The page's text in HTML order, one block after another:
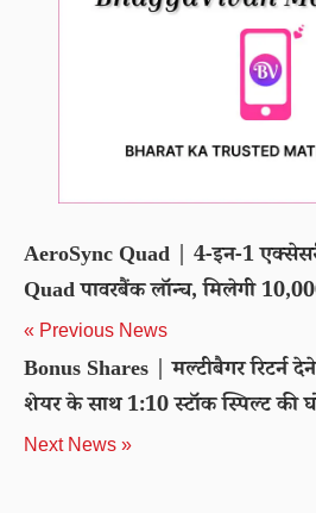
AeroSync Quad | 4-इन-1
Quad पावरबैंक लॉन्च, मिलेगी
« Previous News
Bonus Shares | मल्टीबैगर रिटर्न
शेयर के साथ 1:10 स्टॉक स्पिल्ट की
Next News »